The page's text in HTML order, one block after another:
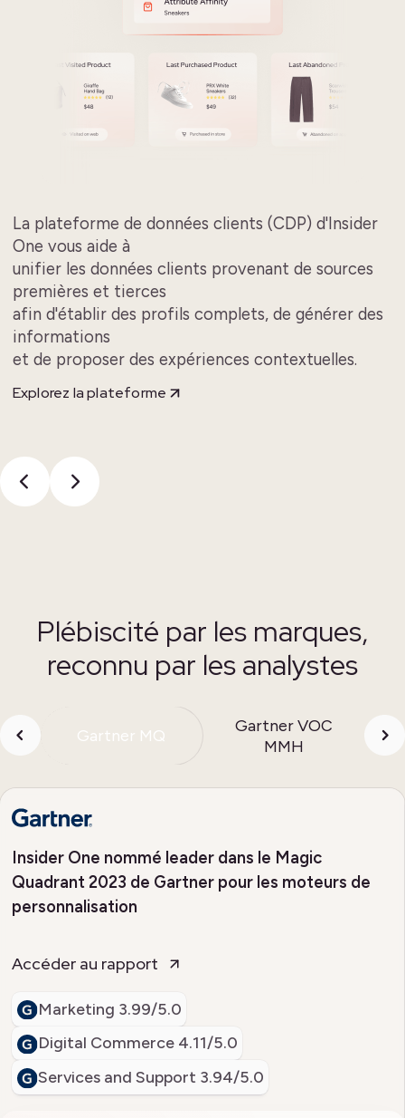
La plateforme de données clients (CDP) d'Insider
One vous aide à
unifier les données clients provenant de sources
premières et tierces
afin d'établir des profils complets, de générer des
informations
et de proposer des expériences contextuelles.
Explorez la plateforme
Plébiscité par les marques,
reconnu par les analystes
Gartner MQ
Gartner VOC
MMH
Insider One nommé leader dans le Magic
Quadrant 2023 de Gartner pour les moteurs de
personnalisation
Accéder au rapport
Marketing 3.99/5.0
Digital Commerce 4.11/5.0
Services and Support 3.94/5.0